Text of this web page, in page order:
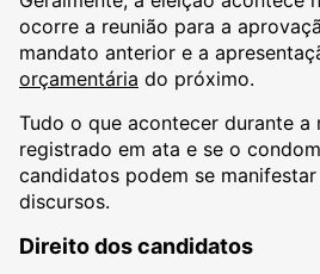
ocorre a reunião para a
mandato anterior e a
orçamentária do próximo.
Tudo o que acontecer durante a
registrado em ata e se o
candidatos podem se
discursos.
Direito dos candidatos